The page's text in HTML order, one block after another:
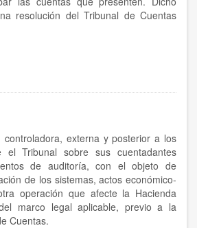
resolución del Tribunal de Cuentas
controladora, externa y posterior a los
el Tribunal sobre sus cuentadantes
de auditoría, con el objeto de
de los sistemas, actos económico-
operación que afecte la Hacienda
marco legal aplicable, previo a la
Cuentas.